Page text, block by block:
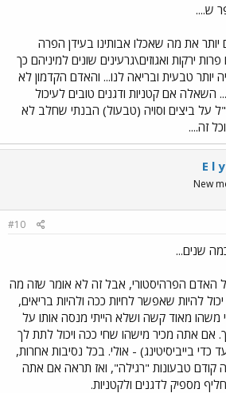
ש....
יותר את מה שאכלו אבותינו בעידן הפרה
ירקות ואגוזים\גרעינים שונים למיניהם כך
יותר טבעית ובריאה לנו... והאדם הקדמון לא
השאלה אם קטניות ודגנים טובים לעיכול
על ביצים וסויה (טבעול) הבנתי שחלב לא
זה....
E l
New
#10
שנים...
האדם הפרהיסטורי, אבל זה לא אומר שזה מה
להיות שאפשר לחיות ככה ולהיות בריאים,
מאוד קשה ושלא הייתי מנסה אותו על
אם אתה מכיר מישהו שחי ככה ויכול לתת לך
בייביסיטינג) - אולי. בכל נסיבות אחרות,
קודם טבעונות "רגילה", ואז תראה אם אתה
מספיק לדגנים ולקטניות.